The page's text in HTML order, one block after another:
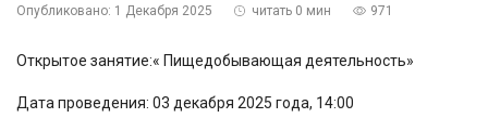
Опубликовано: 1 Декабря 2025 читать 0 мин 971
Открытое занятие:« Пищедобывающая деятельность»
Дата проведения: 03 декабря 2025 года, 14:00